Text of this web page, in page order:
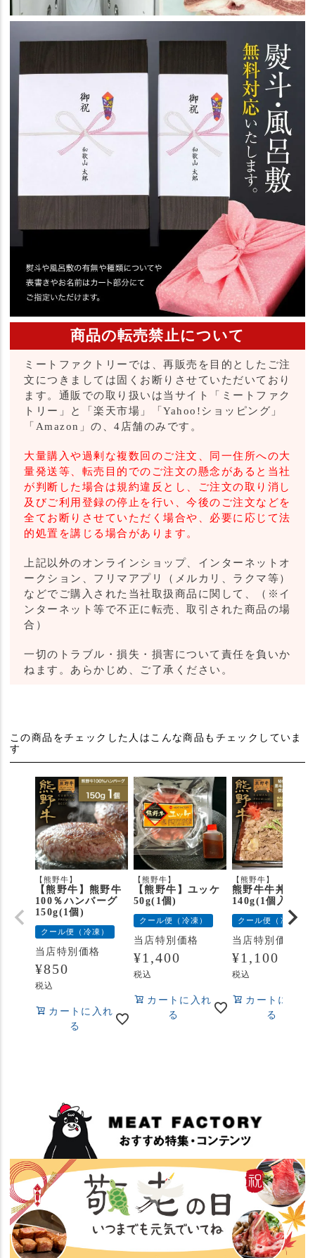
商品の転売禁止について
ミートファクトリーでは、再販売を目的としたご注
文につきましては固くお断りさせていただいており
ます。通販での取り扱いは当サイト「ミートファク
トリー」と「楽天市場」「Yahoo!ショッピング」
「Amazon」の、4店舗のみです。
大量購入や過剰な複数回のご注文、同一住所への大
量発送等、転売目的でのご注文の懸念があると当社
が判断した場合は規約違反とし、ご注文の取り消し
及びご利用登録の停止を行い、今後のご注文などを
全てお断りさせていただく場合や、必要に応じて法
的処置を講じる場合があります。
上記以外のオンラインショップ、インターネットオ
ークション、フリマアプリ（メルカリ、ラクマ等）
などでご購入された当社取扱商品に関して、（※イ
ンターネット等で不正に転売、取引された商品の場
合）
一切のトラブル・損失・損害について責任を負いか
ねます。あらかじめ、ご了承ください。
この商品をチェックした人はこんな商品もチェックしていま
す
【熊野牛】
【熊野牛】熊野牛
100％ハンバーグ
150g(1個)
クール便（冷凍）
当店特別価格
¥850
税込
カートに入れ
る
【熊野牛】
【熊野牛】ユッケ
50g(1個)
クール便（冷凍）
当店特別価格
¥1,400
税込
カートに入れ
る
【熊野牛】
熊野牛牛丼の具
140g(1個入り)
クール便（冷凍）
当店特別価格
¥1,100
税込
カートに入れ
る